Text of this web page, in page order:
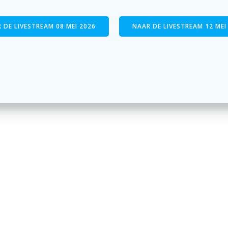
DE LIVESTREAM 08 MEI 2026 NAAR DE LIVESTREAM 12